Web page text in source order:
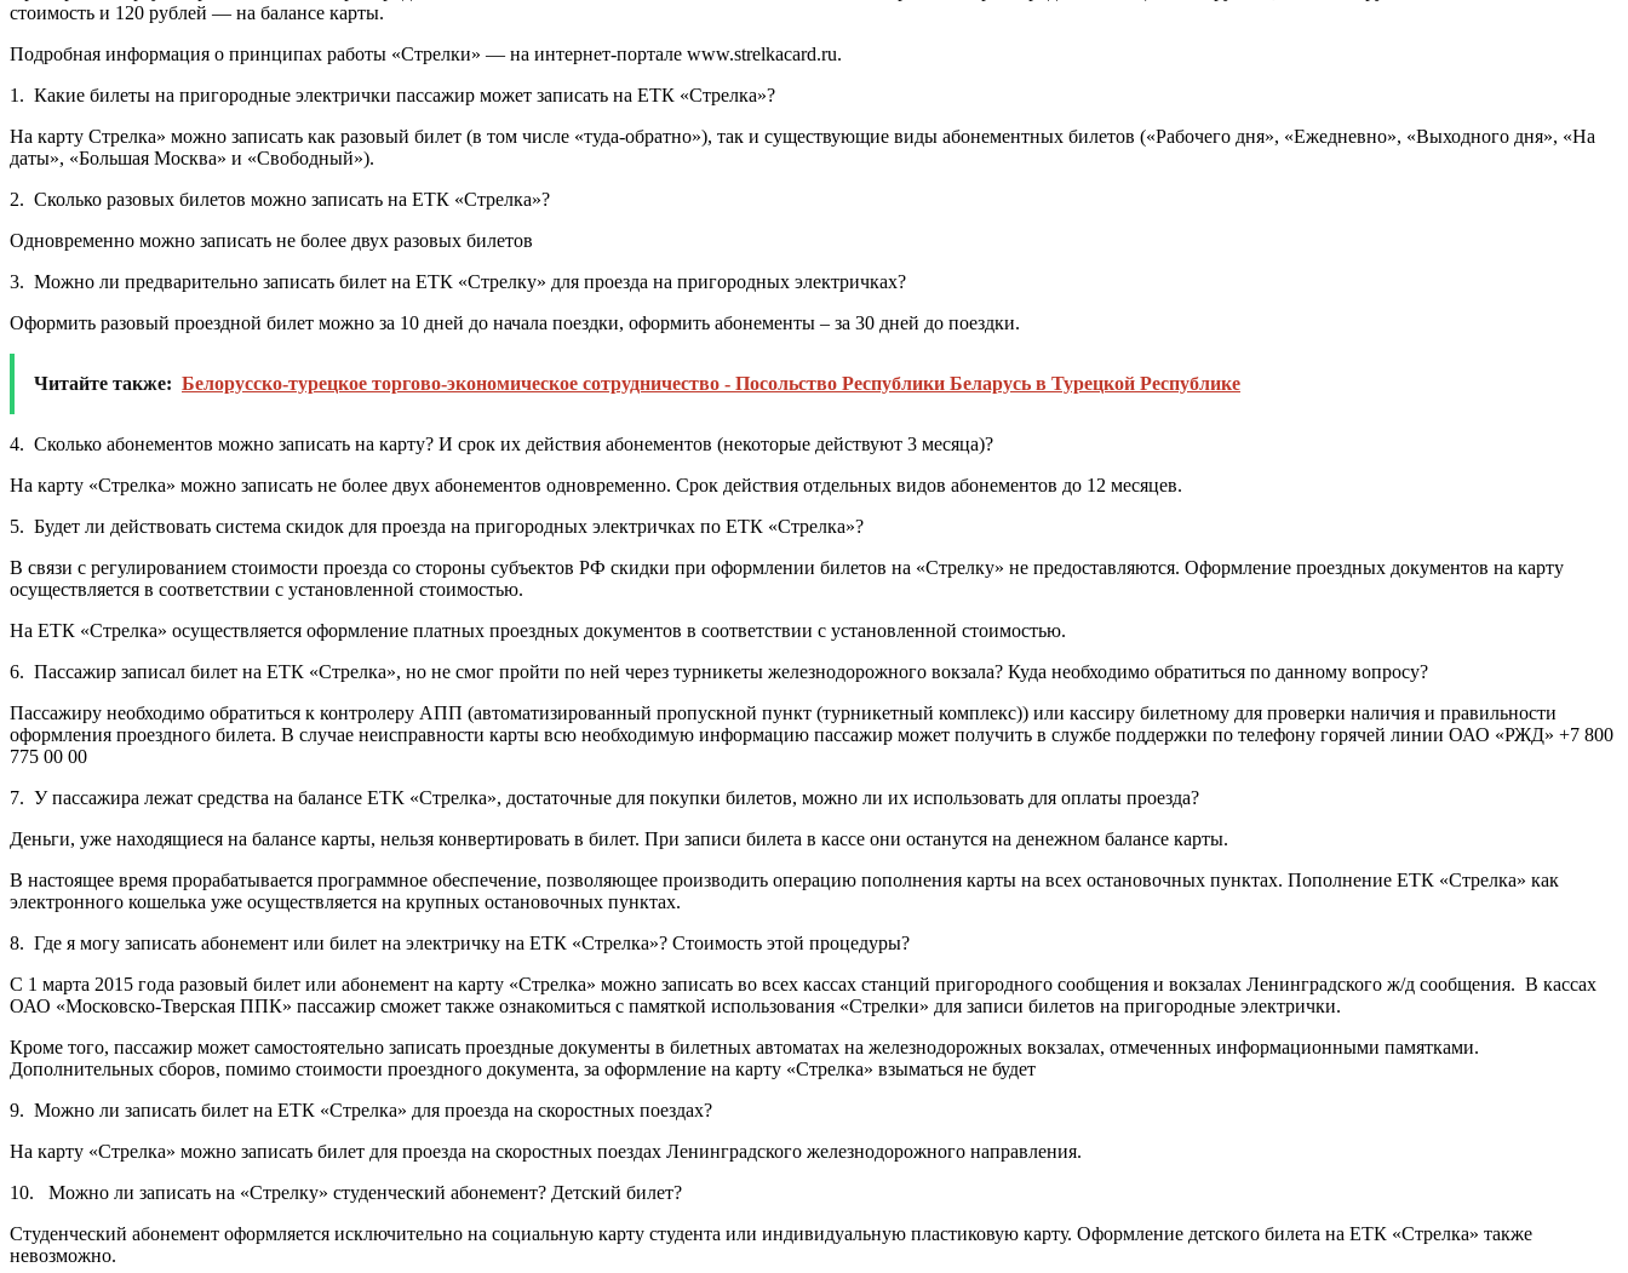
стоимость и 120 рублей — на балансе карты.
Подробная информация о принципах работы «Стрелки» — на интернет-портале www.strelkacard.ru.
1. Какие билеты на пригородные электрички пассажир может записать на ЕТК «Стрелка»?
На карту Стрелка» можно записать как разовый билет (в том числе «туда-обратно»), так и существующие виды абонементных билетов («Рабочего дня», «Ежедневно», «Выходного дня», «На
даты», «Большая Москва» и «Свободный»).
2. Сколько разовых билетов можно записать на ЕТК «Стрелка»?
Одновременно можно записать не более двух разовых билетов
3. Можно ли предварительно записать билет на ЕТК «Стрелку» для проезда на пригородных электричках?
Оформить разовый проездной билет можно за 10 дней до начала поездки, оформить абонементы – за 30 дней до поездки.
Читайте также: Белорусско-турецкое торгово-экономическое сотрудничество - Посольство Республики Беларусь в Турецкой Республике
4. Сколько абонементов можно записать на карту? И срок их действия абонементов (некоторые действуют 3 месяца)?
На карту «Стрелка» можно записать не более двух абонементов одновременно. Срок действия отдельных видов абонементов до 12 месяцев.
5. Будет ли действовать система скидок для проезда на пригородных электричках по ЕТК «Стрелка»?
В связи с регулированием стоимости проезда со стороны субъектов РФ скидки при оформлении билетов на «Стрелку» не предоставляются. Оформление проездных документов на карту
осуществляется в соответствии с установленной стоимостью.
На ЕТК «Стрелка» осуществляется оформление платных проездных документов в соответствии с установленной стоимостью.
6. Пассажир записал билет на ЕТК «Стрелка», но не смог пройти по ней через турникеты железнодорожного вокзала? Куда необходимо обратиться по данному вопросу?
Пассажиру необходимо обратиться к контролеру АПП (автоматизированный пропускной пункт (турникетный комплекс)) или кассиру билетному для проверки наличия и правильности
оформления проездного билета. В случае неисправности карты всю необходимую информацию пассажир может получить в службе поддержки по телефону горячей линии ОАО «РЖД» +7 800
775 00 00
7. У пассажира лежат средства на балансе ЕТК «Стрелка», достаточные для покупки билетов, можно ли их использовать для оплаты проезда?
Деньги, уже находящиеся на балансе карты, нельзя конвертировать в билет. При записи билета в кассе они останутся на денежном балансе карты.
В настоящее время прорабатывается программное обеспечение, позволяющее производить операцию пополнения карты на всех остановочных пунктах. Пополнение ЕТК «Стрелка» как
электронного кошелька уже осуществляется на крупных остановочных пунктах.
8. Где я могу записать абонемент или билет на электричку на ЕТК «Стрелка»? Стоимость этой процедуры?
С 1 марта 2015 года разовый билет или абонемент на карту «Стрелка» можно записать во всех кассах станций пригородного сообщения и вокзалах Ленинградского ж/д сообщения. В кассах
ОАО «Московско-Тверская ППК» пассажир сможет также ознакомиться с памяткой использования «Стрелки» для записи билетов на пригородные электрички.
Кроме того, пассажир может самостоятельно записать проездные документы в билетных автоматах на железнодорожных вокзалах, отмеченных информационными памятками.
Дополнительных сборов, помимо стоимости проездного документа, за оформление на карту «Стрелка» взыматься не будет
9. Можно ли записать билет на ЕТК «Стрелка» для проезда на скоростных поездах?
На карту «Стрелка» можно записать билет для проезда на скоростных поездах Ленинградского железнодорожного направления.
10. Можно ли записать на «Стрелку» студенческий абонемент? Детский билет?
Студенческий абонемент оформляется исключительно на социальную карту студента или индивидуальную пластиковую карту. Оформление детского билета на ЕТК «Стрелка» также
невозможно.